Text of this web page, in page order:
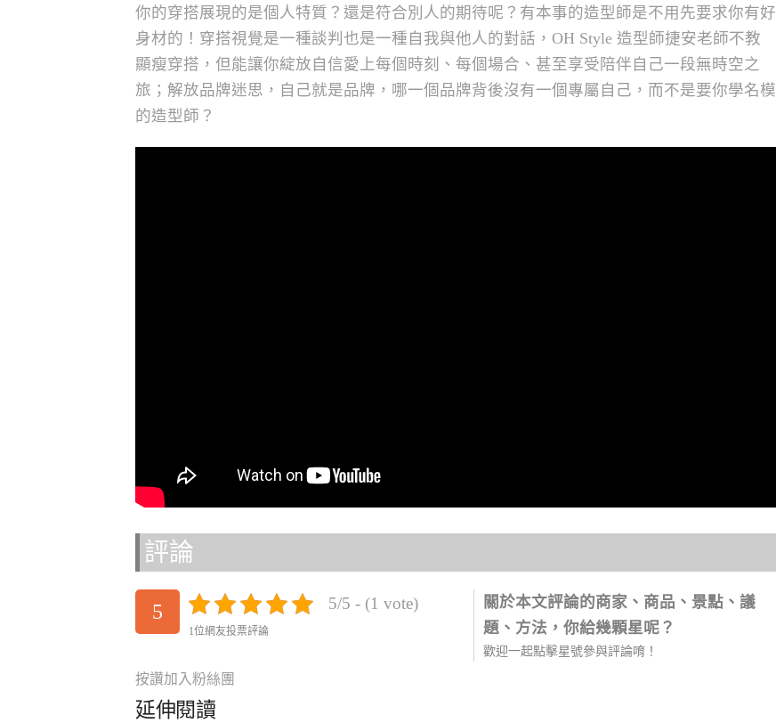
你的穿搭展現的是個人特質？還是符合別人的期待呢？有本事的造型師是不用先要求你有好
身材的！穿搭視覺是一種談判也是一種自我與他人的對話，OH Style 造型師捷安老師不教
顯瘦穿搭，但能讓你綻放自信愛上每個時刻、每個場合、甚至享受陪伴自己一段無時空之
旅；解放品牌迷思，自己就是品牌，哪一個品牌背後沒有一個專屬自己，而不是要你學名模
的造型師？
評論
5 5/5 - (1 vote)
1位網友投票評論
關於本文評論的商家、商品、景點、議
題、方法，你給幾顆星呢？
歡迎一起點擊星號參與評論唷！
按讚加入粉絲團
延伸閱讀